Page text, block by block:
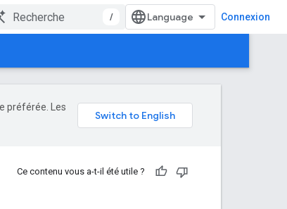
/ Connexion
préférée. Les
Ce contenu vous a-t-il été utile ?